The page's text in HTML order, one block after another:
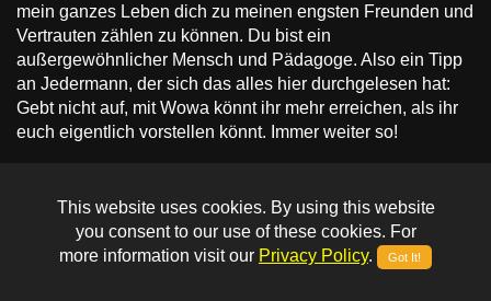
mein ganzes Leben dich zu meinen engsten Freunden und
Vertrauten zählen zu können. Du bist ein
außergewöhnlicher Mensch und Pädagoge. Also ein Tipp
an Jedermann, der sich das alles hier durchgelesen hat:
Gebt nicht auf, mit Wowa könnt ihr mehr erreichen, als ihr
euch eigentlich vorstellen könnt. Immer weiter so!
Hallo Wowa, vor einem Jahr kam ich bei dir in das
Gitarrenstudio und sagte: "Ich will Gitarre lernen". Was wir
in diesem einem Jahr geleistet haben übersteigt meinen
This website uses cookies. By using this website
you consent to our use of these cookies. For
more information visit our Privacy Policy. Got It!